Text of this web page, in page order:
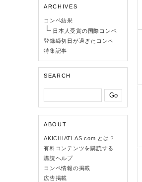
ARCHIVES
コンペ結果
日本人受賞の国際コンペ
登録締切日が過ぎたコンペ
特集記事
SEARCH
ABOUT
AKICHIATLAS.com とは？
有料コンテンツを購読する
購読ヘルプ
コンペ情報の掲載
広告掲載